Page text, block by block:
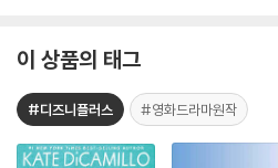
이 상품의 태그
#디즈니플러스 #영화드라마원작